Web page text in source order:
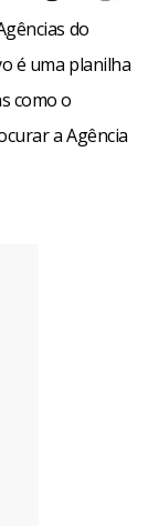
do
é uma planilha
como o
a Agência